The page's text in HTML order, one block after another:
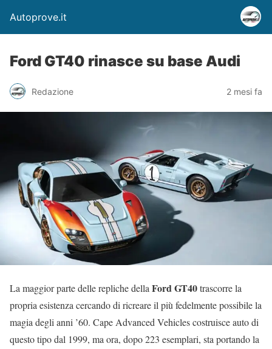
Autoprove.it
Ford GT40 rinasce su base Audi
Redazione 2 mesi fa
La maggior parte delle repliche dellaFord GT40trascorre la
propria esistenza cercando di ricreare il più fedelmente possibile la
magia degli anni ’60. Cape Advanced Vehicles costruisce auto di
questo tipo dal 1999, ma ora, dopo 223 esemplari, sta portando la